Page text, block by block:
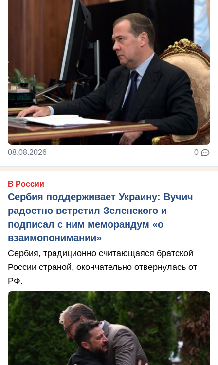
08.08.2026 0
В России
Сербия поддерживает Украину: Вучич
радостно встретил Зеленского и
подписал с ним меморандум «о
взаимопонимании»
Сербия, традиционно считающаяся братской
России страной, окончательно отвернулась от
РФ.